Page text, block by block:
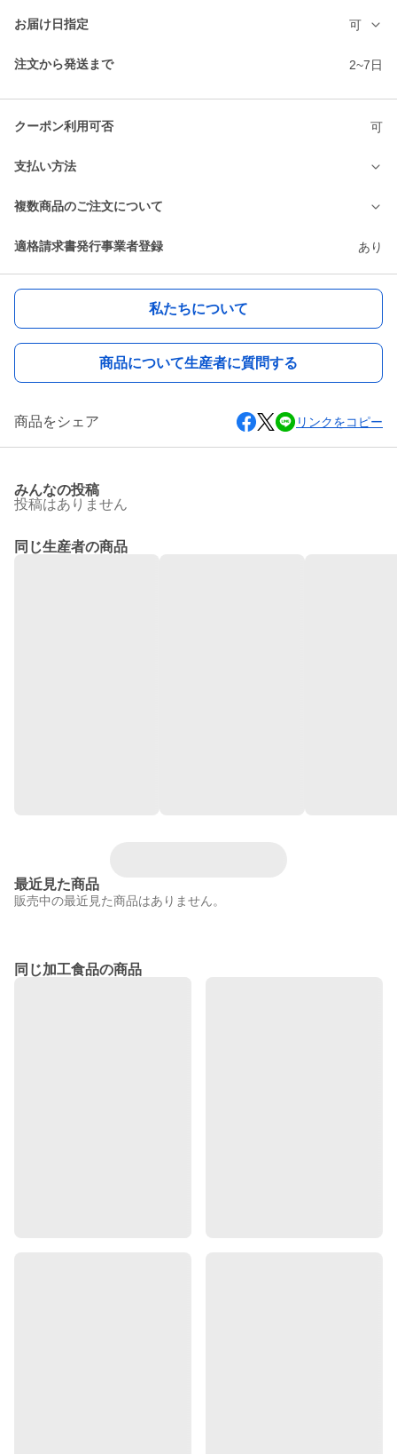
お届け日指定 可
注文から発送まで 2~7日
クーポン利用可否 可
支払い方法
複数商品のご注文について
適格請求書発行事業者登録 あり
私たちについて
商品について生産者に質問する
商品をシェア リンクをコピー
みんなの投稿
投稿はありません
同じ生産者の商品
最近見た商品
販売中の最近見た商品はありません。
同じ加工食品の商品